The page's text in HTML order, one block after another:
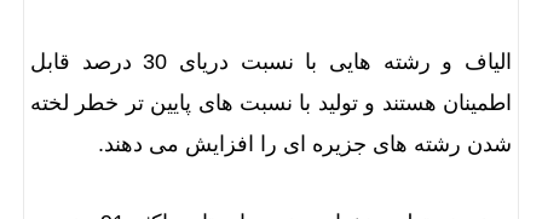
الیاف و رشته هایی با نسبت دریای 30 درصد قابل
اطمینان هستند و تولید با نسبت های پایین تر خطر لخته
شدن رشته های جزیره ای را افزایش می دهند.